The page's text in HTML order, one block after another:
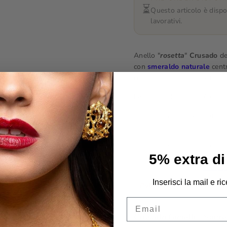
⏳Questo articolo è
lavorativi.
Anello "rosetta" Crusado
consmeraldo naturale
colore G e purezza VS.
La misura dell'anello è
Prodotto nuovo e
Per scoprire
Per scoprire,
ufficiale
Patanè Gioielliè
5% extra
Inserisci la mail e